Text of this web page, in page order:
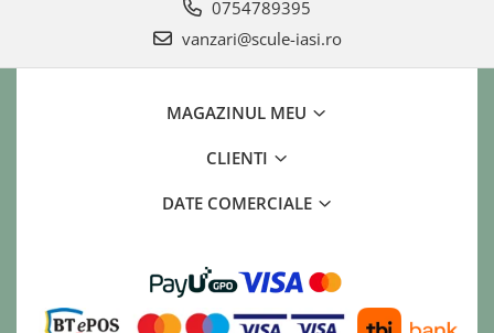
0754789395
vanzari@scule-iasi.ro
MAGAZINUL MEU
CLIENTI
DATE COMERCIALE